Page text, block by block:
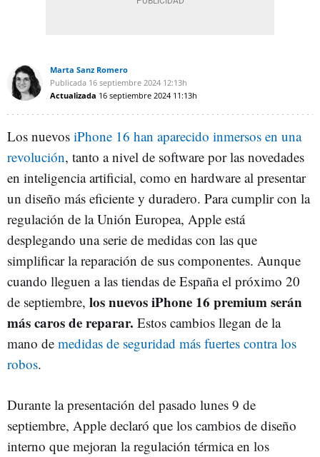
Marta Sanz Romero
Publicada 16 septiembre 2024 12:13h
Actualizada 16 septiembre 2024 11:13h
Los nuevos iPhone 16 han aparecido inmersos en una
revolución, tanto a nivel de software por las novedades
en inteligencia artificial, como en hardware al presentar
un diseño más eficiente y duradero. Para cumplir con la
regulación de la Unión Europea, Apple está
desplegando una serie de medidas con las que
simplificar la reparación de sus componentes. Aunque
cuando lleguen a las tiendas de España el próximo 20
de septiembre, los nuevos iPhone 16 premium serán
más caros de reparar. Estos cambios llegan de la
mano de medidas de seguridad más fuertes contra los
robos.
Durante la presentación del pasado lunes 9 de
septiembre, Apple declaró que los cambios de diseño
interno que mejoran la regulación térmica en los